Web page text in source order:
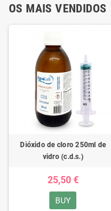
OS MAIS VENDIDOS
Dióxido de cloro 250ml de
vidro (c.d.s.)
25,50 €
BUY